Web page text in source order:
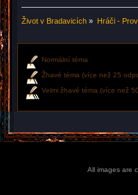
Život v Bradavicích » Hráči -
Normální téma
Žhavé téma (více než 25
Velmi žhavé téma (více než
All images are